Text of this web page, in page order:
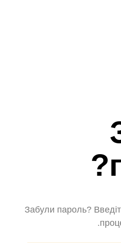
Забули пароль?